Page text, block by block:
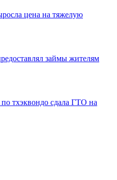
цена на тяжелую
займы жителям
тхэквондо сдала ГТО на